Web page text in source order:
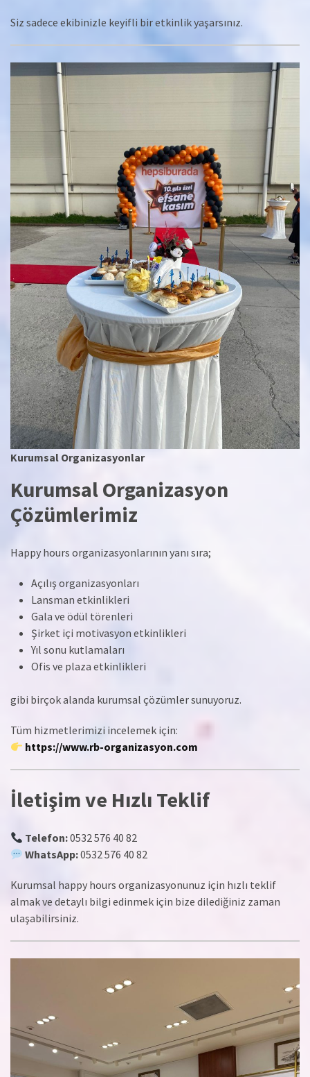
Siz sadece ekibinizle keyifli bir etkinlik yaşarsınız.
Kurumsal Organizasyonlar
Kurumsal Organizasyon
Çözümlerimiz
Happy hours organizasyonlarının yanı sıra;
Açılış organizasyonları
Lansman etkinlikleri
Gala ve ödül törenleri
Şirket içi motivasyon etkinlikleri
Yıl sonu kutlamaları
Ofis ve plaza etkinlikleri
gibi birçok alanda kurumsal çözümler sunuyoruz.
Tüm hizmetlerimizi incelemek için:
https://www.rb-organizasyon.com
İletişim ve Hızlı Teklif
Telefon:0532 576 40 82
WhatsApp:0532 576 40 82
Kurumsal happy hours organizasyonunuz için hızlı teklif
almak ve detaylı bilgi edinmek için bize dilediğiniz zaman
ulaşabilirsiniz.